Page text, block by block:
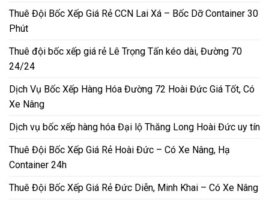
Thuê Đội Bốc Xếp Giá Rẻ CCN Lai Xá – Bốc Dỡ Container 30
Phút
Thuê đội bốc xếp giá rẻ Lê Trọng Tấn kéo dài, Đường 70
24/24
Dịch Vụ Bốc Xếp Hàng Hóa Đường 72 Hoài Đức Giá Tốt, Có
Xe Nâng
Dịch vụ bốc xếp hàng hóa Đại lộ Thăng Long Hoài Đức uy tín
Thuê Đội Bốc Xếp Giá Rẻ Hoài Đức – Có Xe Nâng, Hạ
Container 24h
Thuê Đội Bốc Xếp Giá Rẻ Đức Diễn, Minh Khai – Có Xe Nâng